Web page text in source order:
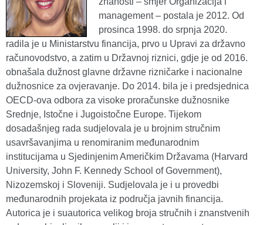
management – postala je 2012. Od
prosinca 1998. do srpnja 2020.
radila je u Ministarstvu financija, prvo u Upravi za državno
računovodstvo, a zatim u Državnoj riznici, gdje je od 2016.
obnašala dužnost glavne državne rizničarke i nacionalne
dužnosnice za ovjeravanje. Do 2014. bila je i predsjednica
OECD-ova odbora za visoke proračunske dužnosnike
Srednje, Istočne i Jugoistočne Europe. Tijekom
dosadašnjeg rada sudjelovala je u brojnim stručnim
usavršavanjima u renomiranim međunarodnim
institucijama u Sjedinjenim Američkim Državama (Harvard
University, John F. Kennedy School of Government),
Nizozemskoj i Sloveniji. Sudjelovala je i u provedbi
međunarodnih projekata iz područja javnih financija.
Autorica je i suautorica velikog broja stručnih i znanstvenih